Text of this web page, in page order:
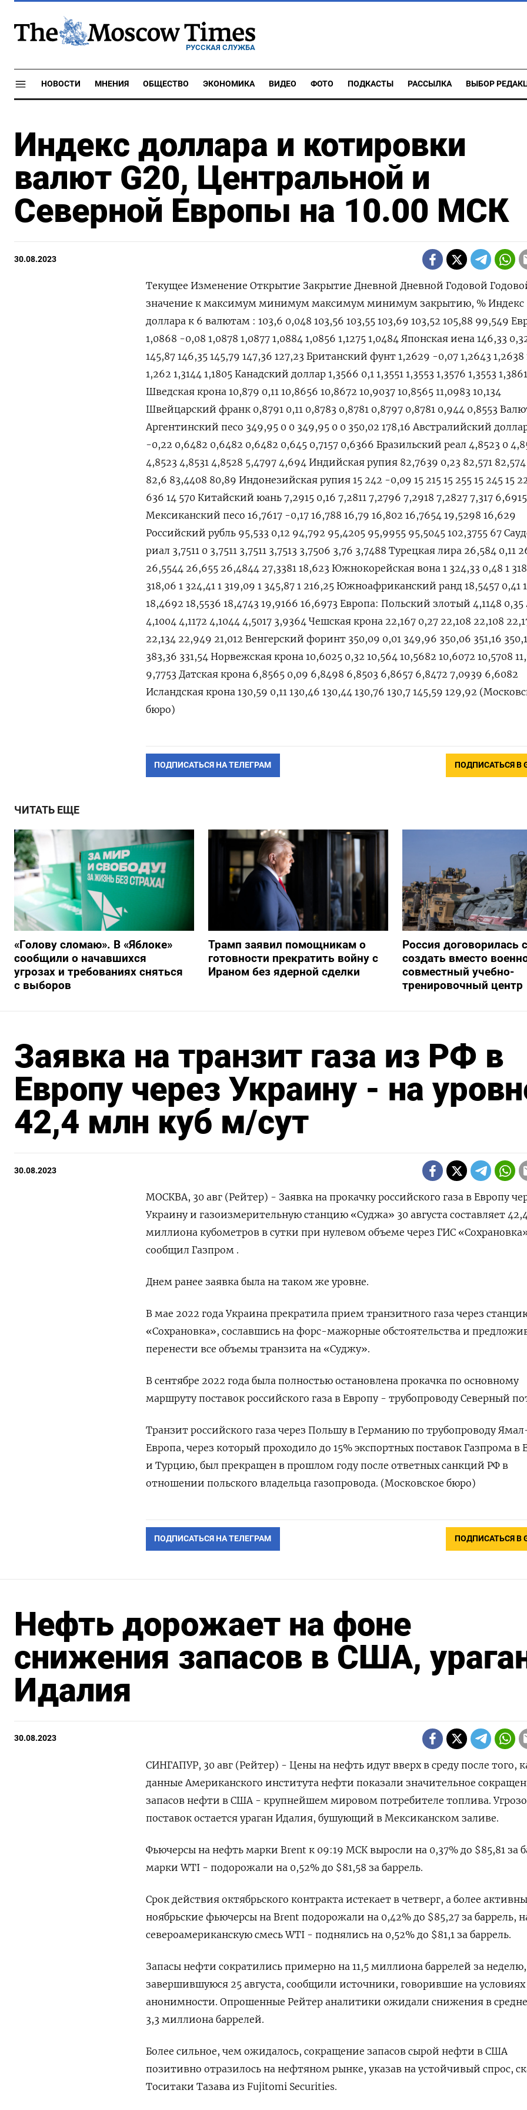
РУССКАЯ СЛУЖБА
НОВОСТИ МНЕНИЯ ОБЩЕСТВО ЭКОНОМИКА ВИДЕО ФОТО ПОДКАСТЫ РАССЫЛКА ВЫБОР
Индекс доллара и котировки
валют G20, Центральной и
Северной Европы на 10.00 МСК
30.08.2023
Текущее Изменение Открытие Закрытие Дневной Дневной Годовой
значение к максимум минимум максимум минимум закрытию, % Индекс
доллара к 6 валютам : 103,6 0,048 103,56 103,55 103,69 103,52 105,88 99,549
1,0868 -0,08 1,0878 1,0877 1,0884 1,0856 1,1275 1,0484 Японская иена 146,33
145,87 146,35 145,79 147,36 127,23 Британский фунт 1,2629 -0,07 1,2643 1,2638
1,262 1,3144 1,1805 Канадский доллар 1,3566 0,1 1,3551 1,3553 1,3576 1,3553
Шведская крона 10,879 0,11 10,8656 10,8672 10,9037 10,8565 11,0983 10,134
Швейцарский франк 0,8791 0,11 0,8783 0,8781 0,8797 0,8781 0,944 0,8553
Аргентинский песо 349,95 0 0 349,95 0 0 350,02 178,16 Австралийский
-0,22 0,6482 0,6482 0,6482 0,645 0,7157 0,6366 Бразильский реал 4,8523 0
4,8523 4,8531 4,8528 5,4797 4,694 Индийская рупия 82,7639 0,23 82,571
82,6 83,4408 80,89 Индонезийская рупия 15 242 -0,09 15 215 15 255 15 245 15
636 14 570 Китайский юань 7,2915 0,16 7,2811 7,2796 7,2918 7,2827 7,317 6,6915
Мексиканский песо 16,7617 -0,17 16,788 16,79 16,802 16,7654 19,5298 16,629
Российский рубль 95,533 0,12 94,792 95,4205 95,9955 95,5045 102,3755 67
риал 3,7511 0 3,7511 3,7511 3,7513 3,7506 3,76 3,7488 Турецкая лира 26,584 0,11
26,5544 26,655 26,4844 27,3381 18,623 Южнокорейская вона 1 324,33 0,48 1
318,06 1 324,41 1 319,09 1 345,87 1 216,25 Южноафриканский ранд 18,5457 0,41
18,4692 18,5536 18,4743 19,9166 16,6973 Европа: Польский злотый 4,1148 0,35
4,1004 4,1172 4,1044 4,5017 3,9364 Чешская крона 22,167 0,27 22,108 22,108
22,134 22,949 21,012 Венгерский форинт 350,09 0,01 349,96 350,06 351,16
383,36 331,54 Норвежская крона 10,6025 0,32 10,564 10,5682 10,6072 10,5708
9,7753 Датская крона 6,8565 0,09 6,8498 6,8503 6,8657 6,8472 7,0939 6,6082
Исландская крона 130,59 0,11 130,46 130,44 130,76 130,7 145,59 129,92
бюро)
ПОДПИСАТЬСЯ НА ТЕЛЕГРАМ ПОДПИСАТЬСЯ В
ЧИТАТЬ ЕЩЕ
«Голову сломаю». В «Яблоке»
сообщили о начавшихся
угрозах и требованиях сняться
с выборов
Трамп заявил помощникам о
готовности прекратить войну с
Ираном без ядерной сделки
Россия договорилась
создать вместо
совместный учебно-
тренировочный центр
Заявка на транзит газа из РФ в
Европу через Украину - на
42,4 млн куб м/сут
30.08.2023
МОСКВА, 30 авг (Рейтер) - Заявка на прокачку российского газа в Европу
Украину и газоизмерительную станцию «Суджа» 30 августа составляет
миллиона кубометров в сутки при нулевом объеме через ГИС
сообщил Газпром .
Днем ранее заявка была на таком же уровне.
В мае 2022 года Украина прекратила прием транзитного газа через
«Сохрановка», сославшись на форс-мажорные обстоятельства и
перенести все объемы транзита на «Суджу».
В сентябре 2022 года была полностью остановлена прокачка по основному
маршруту поставок российского газа в Европу - трубопроводу Северный
Транзит российского газа через Польшу в Германию по трубопроводу
Европа, через который проходило до 15% экспортных поставок Газпрома в
и Турцию, был прекращен в прошлом году после ответных санкций РФ в
отношении польского владельца газопровода. (Московское бюро)
ПОДПИСАТЬСЯ НА ТЕЛЕГРАМ ПОДПИСАТЬСЯ В
Нефть дорожает на фоне
снижения запасов в США,
Идалия
30.08.2023
СИНГАПУР, 30 авг (Рейтер) - Цены на нефть идут вверх в среду после того,
данные Американского института нефти показали значительное
запасов нефти в США - крупнейшем мировом потребителе топлива.
поставок остается ураган Идалия, бушующий в Мексиканском заливе.
Фьючерсы на нефть марки Brent к 09:19 МСК выросли на 0,37% до $85,81 за
марки WTI - подорожали на 0,52% до $81,58 за баррель.
Срок действия октябрьского контракта истекает в четверг, а более
ноябрьские фьючерсы на Brent подорожали на 0,42% до $85,27 за баррель,
североамериканскую смесь WTI - поднялись на 0,52% до $81,1 за баррель.
Запасы нефти сократились примерно на 11,5 миллиона баррелей за неделю,
завершившуюся 25 августа, сообщили источники, говорившие на условиях
анонимности. Опрошенные Рейтер аналитики ожидали снижения в
3,3 миллиона баррелей.
Более сильное, чем ожидалось, сокращение запасов сырой нефти в США
позитивно отразилось на нефтяном рынке, указав на устойчивый спрос,
Тоситаки Тазава из Fujitomi Securities.